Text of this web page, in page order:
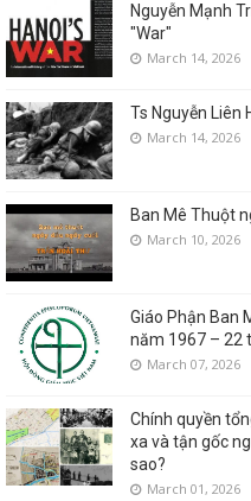
Nguyễn Mạnh
"War"
March 14, 2026
Ts Nguyễn Liên
March 14, 2026
Ban Mê Thuột
March 10, 2026
Giáo Phận Ban
năm 1967 – 22
March 07, 2026
Chính quyền
xa và tận gốc
sao?
March 01, 2026